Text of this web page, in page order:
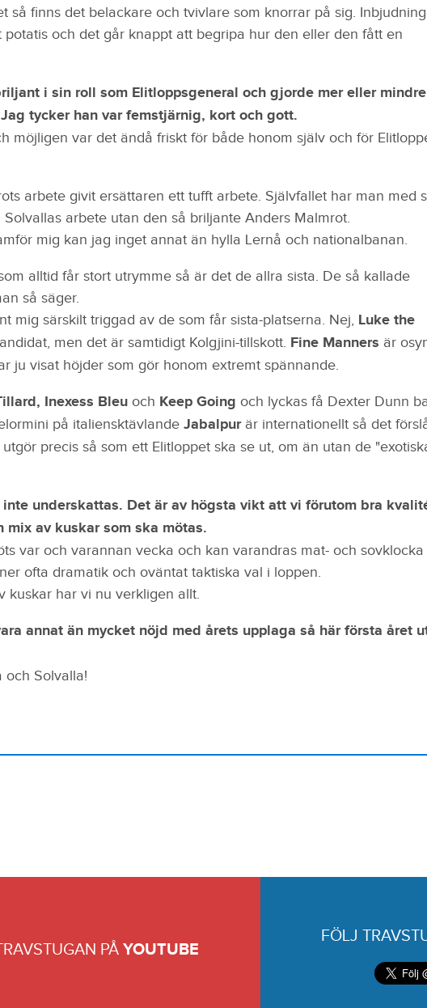
så finns det belackare och tvivlare som knorrar på sig.
och det går knappt att begripa hur den eller den fått en
i sin roll som Elitloppsgeneral och gjorde mer eller mindre
tycker han var femstjärnig, kort och gott.
möjligen var det ändå friskt för både honom själv och för
arbete givit ersättaren ett tufft arbete. Självfallet har man med
arbete utan den så briljante Anders Malmrot.
mig kan jag inget annat än hylla Lernå och nationalbanan.
alltid får stort utrymme så är det de allra sista. De så kallade
så säger.
mig särskilt triggad av de som får sista-platserna. Nej, Luke the
men det är samtidigt Kolgjini-tillskott. Fine Manners är
ju visat höjder som gör honom extremt spännande.
Inexess Bleu och Keep Going och lyckas få Dexter Dunn
på italiensktävlande Jabalpur är internationellt så det
precis så som ett Elitloppet ska se ut, om än utan de
underskattas. Det är av högsta vikt att vi förutom bra
mix av kuskar som ska mötas.
var och varannan vecka och kan varandras mat- och sovklocka
ofta dramatik och oväntat taktiska val i loppen.
kuskar har vi nu verkligen allt.
annat än mycket nöjd med årets upplaga så här första året
och Solvalla!
PÅ YOUTUBE
FÖLJ